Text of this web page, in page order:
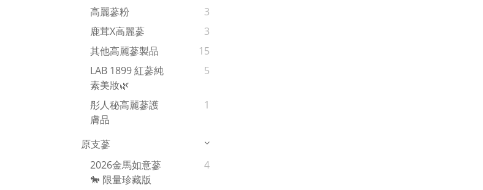
高麗蔘粉
3
鹿茸x高麗蔘
3
其他高麗蔘製品
15
LAB 1899 紅蔘純
素美妝🌿
5
彤人秘高麗蔘護
膚品
1
原支蔘
2026金馬如意蔘
🐎 限量珍藏版
4